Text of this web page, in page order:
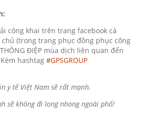
công khai trên trang facebook cá
(trong trang phục đồng phục công
ĐIỆP mùa dịch liên quan đến
Kèm hashtag #GPSGROUP
y tế Việt Nam sẽ rất mạnh.
sẽ không đi long nhong ngoài phố!